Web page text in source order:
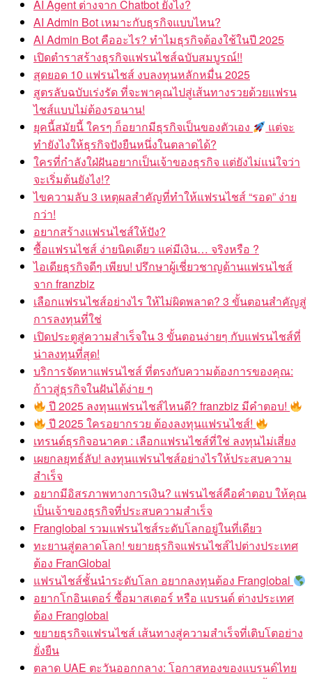
AI Agent ต่างจาก Chatbot ยังไง?
AI Admin Bot เหมาะกับธุรกิจแบบไหน?
AI Admin Bot คืออะไร? ทำไมธุรกิจต้องใช้ในปี 2025
เปิดตำราสร้างธุรกิจแฟรนไชส์ฉบับสมบูรณ์!!
สุดยอด 10 แฟรนไชส์ งบลงทุนหลักหมื่น 2025
สูตรลับฉบับเร่งรัด ที่จะพาคุณไปสู่เส้นทางรวยด้วยแฟรน
ไชส์แบบไม่ต้องรอนาน!
ยุคนี้สมัยนี้ ใครๆ ก็อยากมีธุรกิจเป็นของตัวเอง
แต่จะ
ทำยังไงให้ธุรกิจปังยืนหนึ่งในตลาดได้?
ใครที่กำลังใฝ่ฝันอยากเป็นเจ้าของธุรกิจ แต่ยังไม่แน่ใจว่า
จะเริ่มต้นยังไง!?
ไขความลับ 3 เหตุผลสำคัญที่ทำให้แฟรนไชส์ “รอด” ง่าย
กว่า!
อยากสร้างแฟรนไชส์ให้ปัง?
ซื้อแฟรนไชส์ ง่ายนิดเดียว แค่มีเงิน… จริงหรือ ?
ไอเดียธุรกิจดีๆ เพียบ! ปรึกษาผู้เชี่ยวชาญด้านแฟรนไชส์
จาก franzbiz
เลือกแฟรนไชส์อย่างไร ให้ไม่ผิดพลาด? 3 ขั้นตอนสำคัญสู่
การลงทุนที่ใช่
เปิดประตูสู่ความสำเร็จใน 3 ขั้นตอนง่ายๆ กับแฟรนไชส์ที่
น่าลงทุนที่สุด!
บริการจัดหาแฟรนไชส์ ที่ตรงกับความต้องการของคุณ:
ก้าวสู่ธุรกิจในฝันได้ง่าย ๆ
ปี 2025 ลงทุนแฟรนไชส์ไหนดี? franzbiz มีคำตอบ!
ปี 2025 ใครอยากรวย ต้องลงทุนแฟรนไชส์!
เทรนด์ธุรกิจอนาคต : เลือกแฟรนไชส์ที่ใช่ ลงทุนไม่เสี่ยง
เผยกลยุทธ์ลับ! ลงทุนแฟรนไชส์อย่างไรให้ประสบความ
สำเร็จ
อยากมีอิสรภาพทางการเงิน? แฟรนไชส์คือคำตอบ ให้คุณ
เป็นเจ้าของธุรกิจที่ประสบความสำเร็จ
Franglobal รวมแฟรนไชส์ระดับโลกอยู่ในที่เดียว
ทะยานสู่ตลาดโลก! ขยายธุรกิจแฟรนไชส์ไปต่างประเทศ
ต้อง FranGlobal
แฟรนไชส์ชั้นนำระดับโลก อยากลงทุนต้อง Franglobal
อยากโกอินเตอร์ ซื้อมาสเตอร์ หรือ แบรนด์ ต่างประเทศ
ต้อง Franglobal
ขยายธุรกิจแฟรนไชส์ เส้นทางสู่ความสำเร็จที่เติบโตอย่าง
ยั่งยืน
ตลาด UAE ตะวันออกกลาง: โอกาสทองของแบรนด์ไทย